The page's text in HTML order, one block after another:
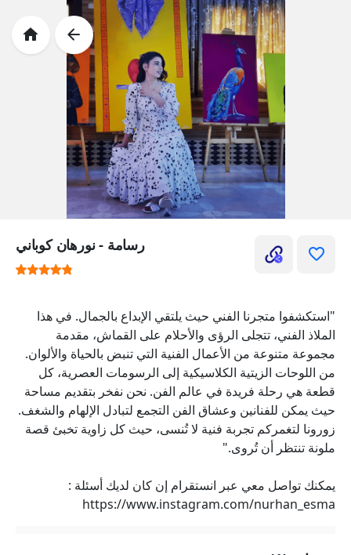
رسامة - نورهان كوباني
"استكشفوا متجرنا الفني حيث يلتقي الإبداع بالجمال. في هذا
الملاذ الفني، تتجلى الرؤى والأحلام على القماش، مقدمة
مجموعة متنوعة من الأعمال الفنية التي تنبض بالحياة والألوان.
من اللوحات الزيتية الكلاسيكية إلى الرسومات العصرية، كل
قطعة هي رحلة فريدة في عالم الفن. نحن نفخر بتقديم مساحة
حيث يمكن للفنانين وعشاق الفن التجمع لتبادل الإلهام والشغف.
زورونا لتغمركم تجربة فنية لا تُنسى، حيث كل زاوية تخبئ قصة
ملونة تنتظر أن تُروى."
يمكنك تواصل معي عبر انستقرام إن كان لديك أسئلة :
https://www.instagram.com/nurhan_esma